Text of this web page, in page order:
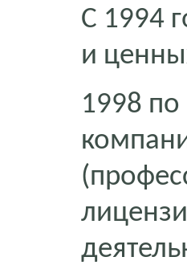
С 1994
и
1998